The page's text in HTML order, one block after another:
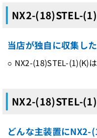
NX2-(18)STEL-
当店が独自に収集し
○ NX2-(18)STEL-(1)(K)
NX2-(18)STEL-
どんな主装置にNX2-